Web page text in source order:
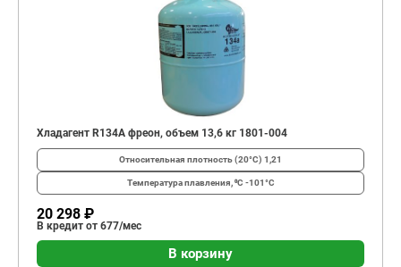
Хладагент R134A фреон, объем 13,6 кг 1801-004
Относительная плотность (20°C) 1,21
Температура плавления, ⁰С -101°C
20 298 ₽
В кредит от 677/мес
В корзину